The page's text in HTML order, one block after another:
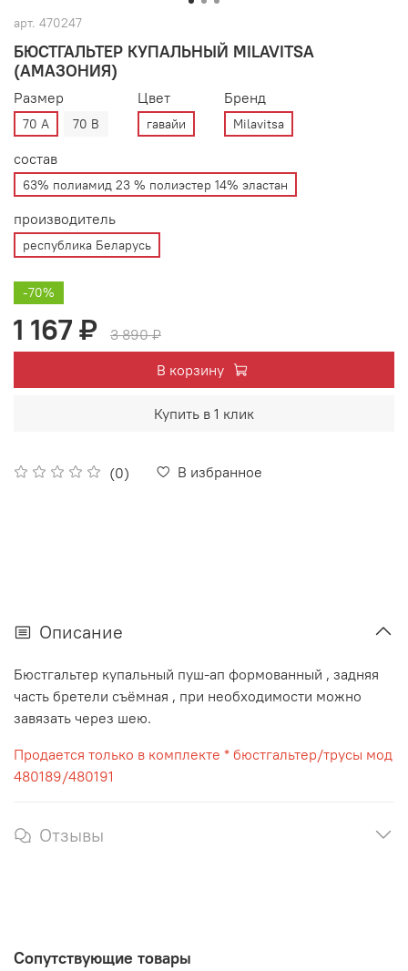
арт. 470247
БЮСТГАЛЬТЕР КУПАЛЬНЫЙ MILAVITSA
(АМАЗОНИЯ)
(0) В избранное
Размер
70 А 70 В
Цвет
гавайи
Бренд
Milavitsa
состав
63% полиамид 23 % полиэстер 14% эластан
производитель
республика Беларусь
-70%
1 167 ₽
3 890 ₽
В корзину
Купить в 1 клик
Описание
Бюстгальтер купальный пуш-ап формованный , задняя
часть бретели съёмная , при необходимости можно
завязать через шею.
Продается только в комплекте * бюстгальтер/трусы мод
480189/480191
Отзывы
Сопутствующие товары